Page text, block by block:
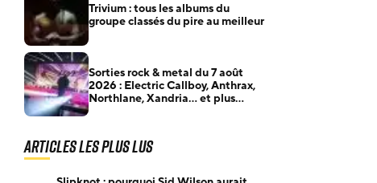
Trivium : tous les albums du
groupe classés du pire au meilleur
Sorties rock & metal du 7 août
2026 : Electric Callboy, Anthrax,
Northlane, Xandria… et plus
Articles les plus lus